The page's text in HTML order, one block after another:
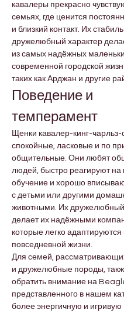
кавалеры прекрасно
семьях, где ценится
и близкий контакт. Их
дружелюбный характер
из самых надёжных
современной городской
таких как Арджан и другие
Поведение и
темперамент
Щенки кавалер-кинг-чарльз-
спокойные, ласковые и по
общительные. Они любят
людей, быстро реагируют на
обучение и хорошо
с детьми или другими
животными. Их дружелюбный
делает их надёжными
которые легко адаптируются
повседневной жизни.
Для семей,
и дружелюбные породы,
обратить внимание на
представленного в нашем
более энергичную и игривую